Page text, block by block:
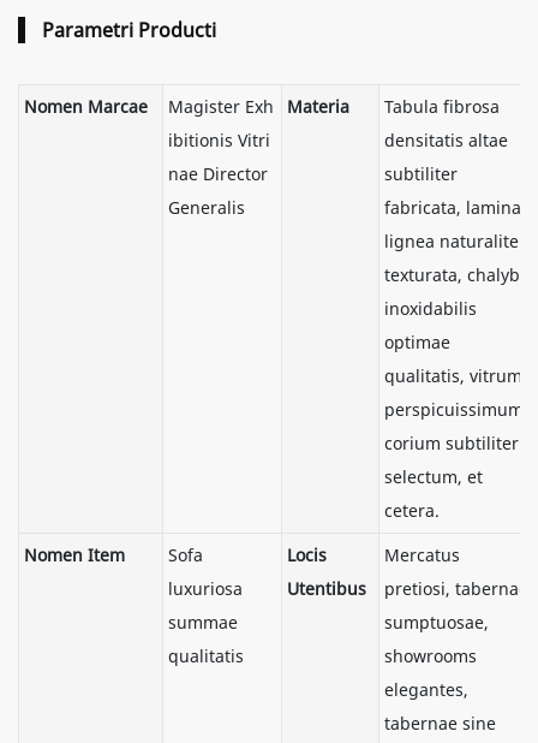
Parametri Producti
Nomen Marcae
Magister Exh
ibitionis Vitri
nae Director
Generalis
Materia
Tabula fibrosa
densitatis altae
subtiliter
fabricata, lamina
lignea naturaliter
texturata, chalybs
inoxidabilis
optimae
qualitatis, vitrum
perspicuissimum,
corium subtiliter
selectum, et
cetera.
Nomen Item
Sofa
luxuriosa
summae
qualitatis
Locis
Utentibus
Mercatus
pretiosi, tabernae
sumptuosae,
showrooms
elegantes,
tabernae sine